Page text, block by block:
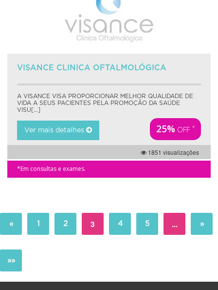
VISANCE CLINICA OFTALMOLÓGICA
A VISANCE VISA PROPORCIONAR MELHOR QUALIDADE DE
VIDA A SEUS PACIENTES PELA PROMOÇÃO DA SAÚDE
VISU[...]
Ver mais detalhes 25% OFF *
1851 visualizações
*Em consultas e exames.
« 1 2 3 4 5 ... »
»»